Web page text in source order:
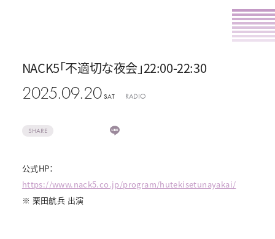
NACK5「不適切な夜会」22:00-22:30
2025.09.20 SAT RADIO
SHARE
公式HP：
https://www.nack5.co.jp/program/hutekisetunayakai/
※ 栗田航兵 出演